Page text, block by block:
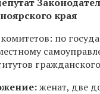
края
по
женат, две